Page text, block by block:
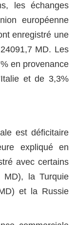
les échanges
européenne
enregistré une
MD. Les
en provenance
et de 3,3%
est déficitaire
expliqué en
avec certains
la Turquie
et la Russie